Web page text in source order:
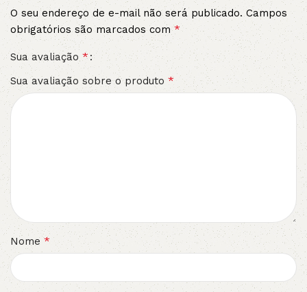
O seu endereço de e-mail não será publicado. Campos
obrigatórios são marcados com*
Sua avaliação *
Sua avaliação sobre o produto *
Nome*